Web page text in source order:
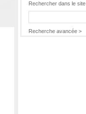
Rechercher dans le site
Recherche avancée >